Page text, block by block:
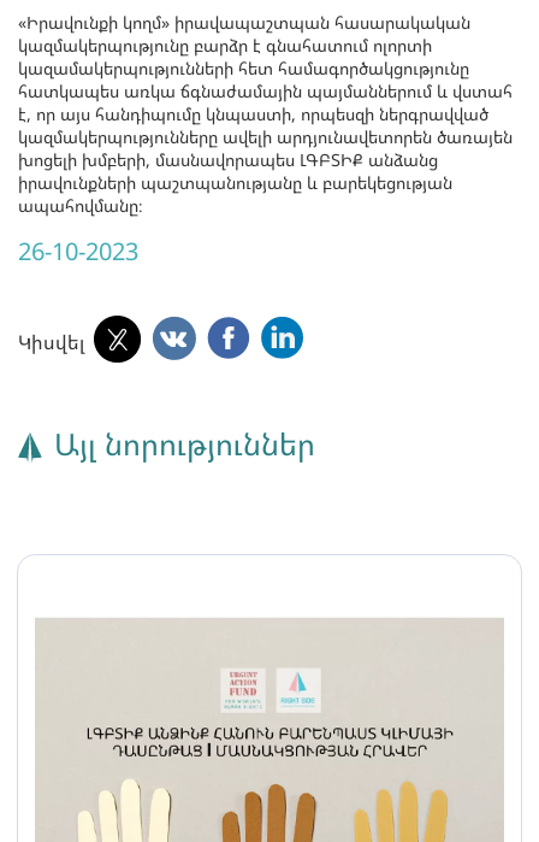
«Իրավունքի կողմ» իրավապաշտպան հասարակական
կազմակերպությունը բարձր է գնահատում ոլորտի
կազամակերպությունների հետ համագործակցությունը
հատկապես առկա ճգնաժամային պայմաններում և վստահ
է, որ այս հանդիպումը կնպաստի, որպեսզի ներգրավված
կազմակերպությունները ավելի արդյունավետորեն ծառայեն
խոցելի խմբերի, մասնավորապես ԼԳԲՏԻՔ անձանց
իրավունքների պաշտպանությանը և բարեկեցության
ապահովմանը։
26-10-2023
Կիսվել
Այլ նորություններ